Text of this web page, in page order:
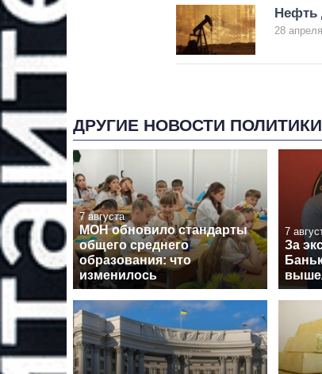
Нефть
28
ДРУГИЕ НОВОСТИ ПОЛИТИКИ
7 августа
МОН обновило стандарты
общего среднего
образования: что
изменилось
7
За